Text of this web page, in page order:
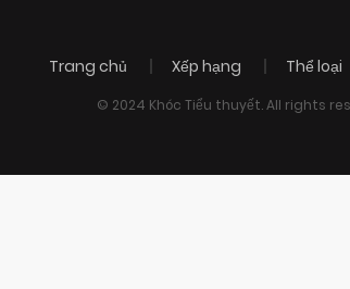
Trang chủ Xếp hạng Thể loại
© 2024 Khóc Tiểu thuyết. All rights